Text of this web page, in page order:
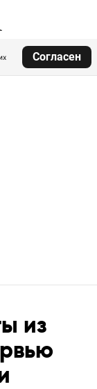
Согласен
из